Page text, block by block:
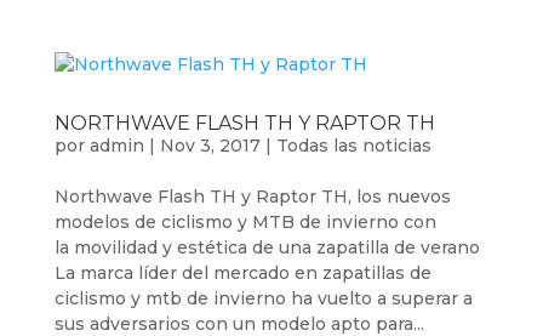
NORTHWAVE FLASH TH Y RAPTOR TH
por admin | Nov 3, 2017| Todas las noticias
Northwave Flash TH y Raptor TH, los nuevos
modelos de ciclismo y MTB de invierno con
la movilidad y estética de una zapatilla de verano
La marca líder del mercado en zapatillas de
ciclismo y mtb de invierno ha vuelto a superar a
sus adversarios con un modelo apto para...